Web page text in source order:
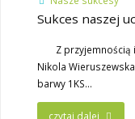
Sukces naszej
Z przyjemnością
Nikola
barwy 1KS…
czytaj dalej